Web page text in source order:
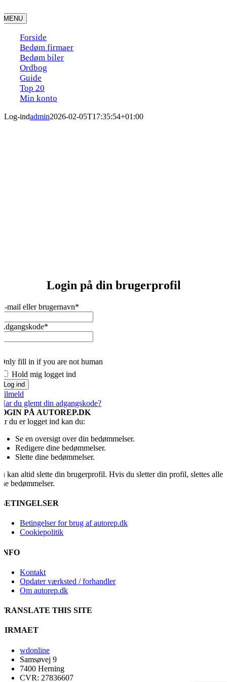
to
content
MENU
Forside
Bedøm firmaer
Bedøm biler
Ordbog
Guide
Top 20
Min konto
Log-indadmin2026-02-05T17:35:54+01:00
Login på din brugerprofil
E-mail eller brugernavn*
Adgangskode*
Only fill in if you are not human
Hold mig logget ind
Tilmeld
Har du glemt din adgangskode?
PÅ AUTOREP.DK
du er logget ind kan du:
Se en oversigt over din bedømmelser.
Redigere dine bedømmelser.
Slette dine bedømmelser.
kan altid slette din brugerprofil. Hvis du sletter din profil, slettes alle
bedømmelser.
BETINGELSER
Betingelser for brug af autorep.dk
Cookiepolitik
INFO
Kontakt
Opdater værksted / forhandler
Om autorep.dk
TRANSLATE THIS SITE
FIRMAET
wdonline
Samsøvej 9
7400 Herning
CVR: 27836607